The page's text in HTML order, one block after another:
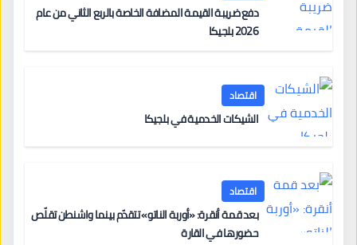
دفع ضريبة القيمة المضافة الخاصة بالربع الثاني من عام
2026 بلجيكا
اقتصاد
الشيكات الخدمية في بلجيكا
اقتصاد
بعد قمة أنقرة: «أوربة الناتو» تتقدّم بينما واشنطن تقلّص
حضورها في القارة